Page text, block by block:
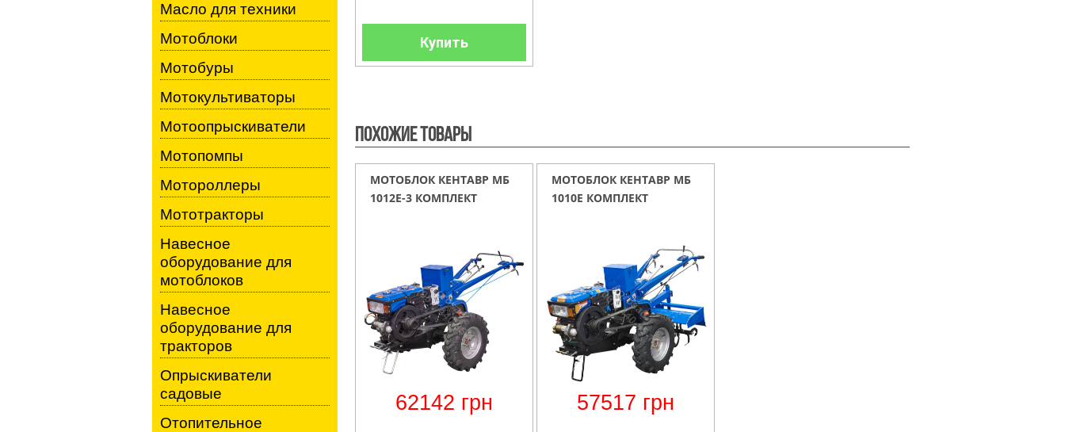
Купить
Похожие товары
МОТОБЛОК КЕНТАВР МБ
1012Е-3 КОМПЛЕКТ
62142 грн
МОТОБЛОК КЕНТАВР МБ
1010Е КОМПЛЕКТ
57517 грн
Масло для техники
Мотоблоки
Мотобуры
Мотокультиваторы
Мотоопрыскиватели
Мотопомпы
Мотороллеры
Мототракторы
Навесное
оборудование для
мотоблоков
Навесное
оборудование для
тракторов
Опрыскиватели
садовые
Отопительное